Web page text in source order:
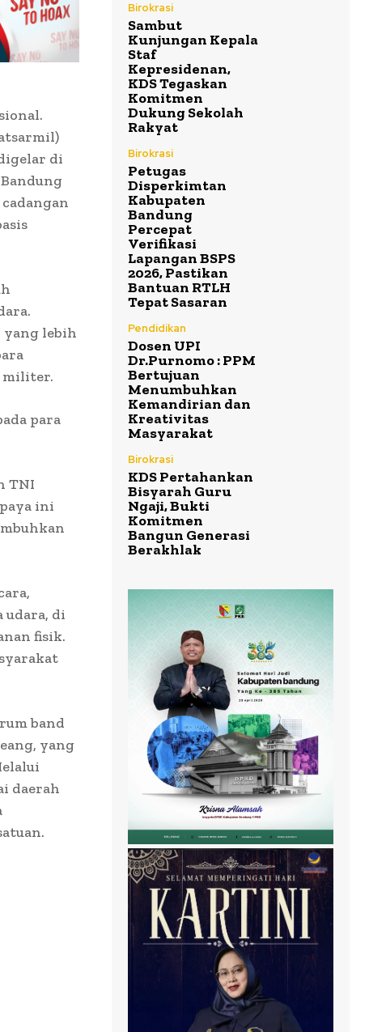
di
yang lebih
militer.
para
TNI
ini
udara, di
fisik.
band
yang
daerah
Birokrasi
Sambut
Kunjungan Kepala
Staf
Kepresidenan,
KDS Tegaskan
Komitmen
Dukung Sekolah
Rakyat
Birokrasi
Petugas
Disperkimtan
Kabupaten
Bandung
Percepat
Verifikasi
Lapangan BSPS
2026, Pastikan
Bantuan RTLH
Tepat Sasaran
Pendidikan
Dosen UPI
Dr.Purnomo : PPM
Bertujuan
Menumbuhkan
Kemandirian dan
Kreativitas
Masyarakat
Birokrasi
KDS Pertahankan
Bisyarah Guru
Ngaji, Bukti
Komitmen
Bangun Generasi
Berakhlak